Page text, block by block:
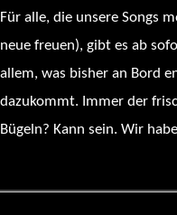
Für alle, die unsere Songs
neue freuen), gibt es ab
allem, was bisher an Bord
dazukommt. Immer der
Bügeln? Kann sein. Wir